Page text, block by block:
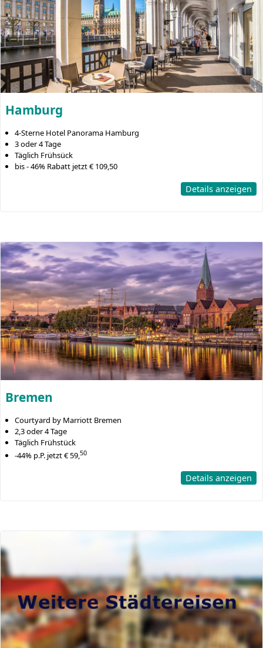
Hamburg
4-Sterne Hotel Panorama Hamburg
3 oder 4 Tage
Täglich Frühsück
bis - 46% Rabatt jetzt € 109,50
Details anzeigen
Bremen
Courtyard by Marriott Bremen
2,3 oder 4 Tage
Täglich Frühstück
-44% p.P. jetzt € 59,50
Details anzeigen